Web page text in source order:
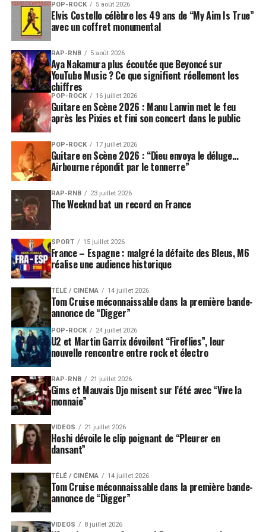
Peu de temps après, Mory débuta sa remarquable
épopée dans le Rail Band de Bamako, qui innovait dans
l'association de la tradition africaine et du style
occidental. Depuis son intégration en 1971, Mory
partagea la scène avec Salif Keita ou le guitariste
virtuose Djelimady Tounkara. Au fil des années il
apparut en tant que joueur de balafon, guitariste,
batteur et chanteur… « J'ai tout joué mis à part les
cuivres. J'étais un musicien polyvalent ». Au cours de ces
années il apprit également à jouer de la harpe
mandingue à 21 cordes et de la kora sous la direction du
maître griot Batrou Sekou Diabaté à Bamako. Il révéla
une pièce vieille de 80 ans donnée par Batrou Sekou.
Mory deviendra par ailleurs le premier d'une longue
série de musiciens africains à brancher la kora pour
l'utiliser sous forme électrique dans un groupe
contemporain. Bien que décriée au départ, cette
innovation permit de donner une visibilité
internationale à l'instrument, mais également à son
interprète, puisque Mory Kanté sera nommé pour une
série de récompenses honorant sa contribution à la
musique africaine. Il fut également l'un des premiers
artistes à remporter un Kora (prix distinguant les
meilleurs artistes d'Afrique de l'Ouest), à ajouter à la
liste de prix français, dont les Maracas d'Or et les
Victoires de la Musique qu'il remporta à trois reprises.
Mory arrêta l'aventure du Rail Band à la fin des années
70 pour se consacrer à une carrière solo, qu'il entama à
Abidjan en Côte d'Ivoire. Il commença avec une base
traditionnelle dans laquelle il incorpora la musique
Paris, au début des années 80, il définit la base d'un
nouveau son visionnaire. Le tournant majeur de sa
carrière vint avec le morceau « Yeke Yeke », cette
adaptation d'une danse festive traditionnelle de son
POP-ROCK 5 août 2026
Elvis Costello célèbre les 49 ans de “My Aim Is True”
avec un coffret monumental
RAP-RNB 5 août 2026
Aya Nakamura plus écoutée que Beyoncé sur
YouTube Music ? Ce que signifient réellement les
chiffres
POP-ROCK 16 juillet 2026
Guitare en Scène 2026 : Manu Lanvin met le feu
après les Pixies et fini son concert dans le public
POP-ROCK 17 juillet 2026
Guitare en Scène 2026 : “Dieu envoya le déluge…
Airbourne répondit par le tonnerre”
RAP-RNB 23 juillet 2026
The Weeknd bat un record en France
SPORT 15 juillet 2026
France – Espagne : malgré la défaite des Bleus, M6
réalise une audience historique
TÉLÉ / CINÉMA 14 juillet 2026
Tom Cruise méconnaissable dans la première bande-
annonce de “Digger”
POP-ROCK 24 juillet 2026
U2 et Martin Garrix dévoilent “Fireflies”, leur
nouvelle rencontre entre rock et électro
RAP-RNB 21 juillet 2026
Gims et Mauvais Djo misent sur l’été avec “Vive la
monnaie”
VIDEOS 21 juillet 2026
Hoshi dévoile le clip poignant de “Pleurer en
dansant”
TÉLÉ / CINÉMA 14 juillet 2026
Tom Cruise méconnaissable dans la première bande-
annonce de “Digger”
VIDEOS 8 juillet 2026